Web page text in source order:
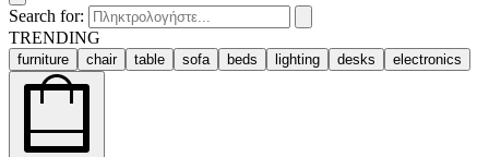
Search for:
TRENDING
furniture chair table sofa beds lighting desks electronics